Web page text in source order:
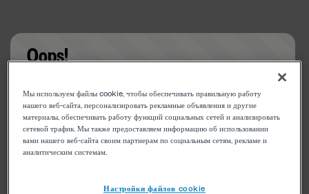
Oops!
Something went wrong. Please try refreshing the
app
Мы используем файлы cookie, чтобы обеспечивать правильную работу
нашего веб-сайта, персонализировать рекламные объявления и другие
материалы, обеспечивать работу функций социальных сетей и анализировать
сетевой трафик. Мы также предоставляем информацию об использовании
вами нашего веб-сайта своим партнерам по социальным сетям, рекламе и
аналитическим системам.
Настройки файлов cookie